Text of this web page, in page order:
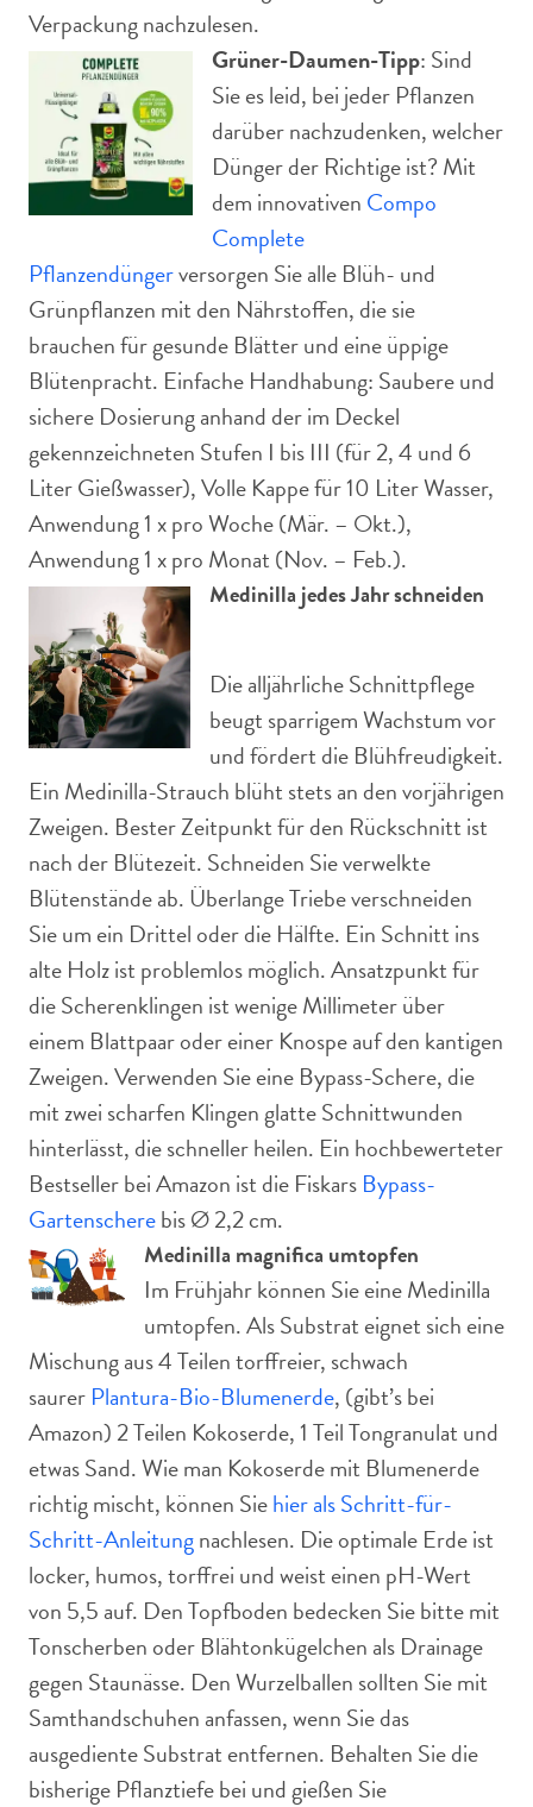
Verpackung nachzulesen.
Grüner-Daumen-Tipp: Sind
Sie es leid, bei jeder Pflanzen
darüber nachzudenken, welcher
Dünger der Richtige ist? Mit
dem innovativen Compo
Complete
Pflanzendüngerversorgen Sie alle Blüh- und
Grünpflanzen mit den Nährstoffen, die sie
brauchen für gesunde Blätter und eine üppige
Blütenpracht. Einfache Handhabung: Saubere und
sichere Dosierung anhand der im Deckel
gekennzeichneten Stufen I bis III (für 2, 4 und 6
Liter Gießwasser), Volle Kappe für 10 Liter Wasser,
Anwendung 1 x pro Woche (Mär. – Okt.),
Anwendung 1 x pro Monat (Nov. – Feb.).
Medinilla jedes Jahr schneiden
Die alljährliche Schnittpflege
beugt sparrigem Wachstum vor
und fördert die Blühfreudigkeit.
Ein Medinilla-Strauch blüht stets an den vorjährigen
Zweigen. Bester Zeitpunkt für den Rückschnitt ist
nach der Blütezeit. Schneiden Sie verwelkte
Blütenstände ab. Überlange Triebe verschneiden
Sie um ein Drittel oder die Hälfte. Ein Schnitt ins
alte Holz ist problemlos möglich. Ansatzpunkt für
die Scherenklingen ist wenige Millimeter über
einem Blattpaar oder einer Knospe auf den kantigen
Zweigen. Verwenden Sie eine Bypass-Schere, die
mit zwei scharfen Klingen glatte Schnittwunden
hinterlässt, die schneller heilen. Ein hochbewerteter
Bestseller bei Amazon ist die Fiskars Bypass-
Gartenscherebis Ø 2,2 cm.
Medinilla magnifica umtopfen
Im Frühjahr können Sie eine Medinilla
umtopfen. Als Substrat eignet sich eine
Mischung aus 4 Teilen torffreier, schwach
saurer Plantura-Bio-Blumenerde, (gibt’s bei
Amazon) 2 Teilen Kokoserde, 1 Teil Tongranulat und
etwas Sand. Wie man Kokoserde mit Blumenerde
richtig mischt, können Siehier als Schritt-für-
Schritt-Anleitungnachlesen. Die optimale Erde ist
locker, humos, torffrei und weist einen pH-Wert
von 5,5 auf. Den Topfboden bedecken Sie bitte mit
Tonscherben oder Blähtonkügelchen als Drainage
gegen Staunässe. Den Wurzelballen sollten Sie mit
Samthandschuhen anfassen, wenn Sie das
ausgediente Substrat entfernen. Behalten Sie die
bisherige Pflanztiefe bei und gießen Sie